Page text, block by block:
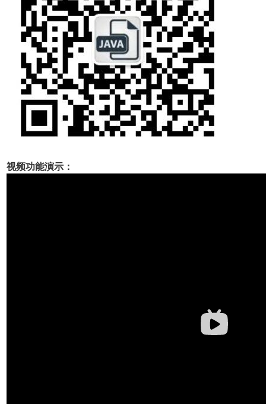
视频功能演示：